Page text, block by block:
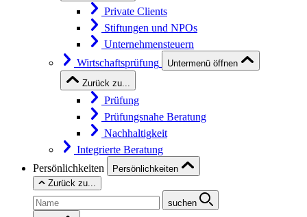
Private Clients
Stiftungen und NPOs
Unternehmensteuern
Wirtschaftsprüfung
Untermenü öffnen
Zurück zu...
Prüfung
Prüfungsnahe Beratung
Nachhaltigkeit
Integrierte Beratung
Persönlichkeiten
Persönlichkeiten
Zurück zu...
suchen